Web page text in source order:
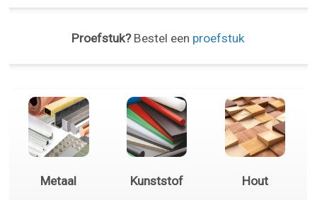
Proefstuk?Bestel een proefstuk
Metaal Kunststof Hout